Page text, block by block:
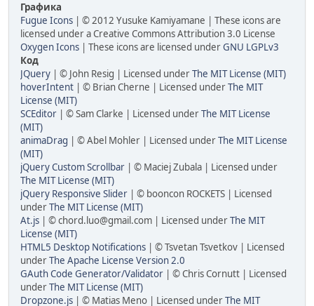
Графика
Fugue Icons | © 2012 Yusuke Kamiyamane | These icons are
licensed under a Creative Commons Attribution 3.0 License
Oxygen Icons | These icons are licensed underGNU LGPLv3
Код
JQuery | © John Resig | Licensed underThe MIT License (MIT)
hoverIntent | © Brian Cherne | Licensed underThe MIT
License (MIT)
SCEditor | © Sam Clarke | Licensed underThe MIT License
(MIT)
animaDrag | © Abel Mohler | Licensed underThe MIT License
(MIT)
jQuery Custom Scrollbar | © Maciej Zubala | Licensed under
The MIT License (MIT)
jQuery Responsive Slider | © booncon ROCKETS | Licensed
underThe MIT License (MIT)
At.js | © chord.luo@gmail.com | Licensed underThe MIT
License (MIT)
HTML5 Desktop Notifications | © Tsvetan Tsvetkov | Licensed
underThe Apache License Version 2.0
GAuth Code Generator/Validator | © Chris Cornutt | Licensed
underThe MIT License (MIT)
Dropzone.js | © Matias Meno | Licensed underThe MIT